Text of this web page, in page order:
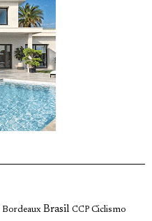
Bordeaux Brasil CCP Ciclismo